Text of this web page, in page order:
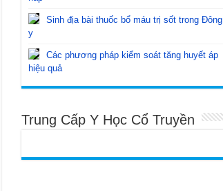
Sinh địa bài thuốc bổ máu trị sốt trong Đông
y
Các phương pháp kiểm soát tăng huyết áp
hiệu quả
Trung Cấp Y Học Cổ Truyền